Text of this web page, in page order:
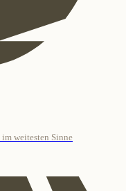
weitesten Sinne